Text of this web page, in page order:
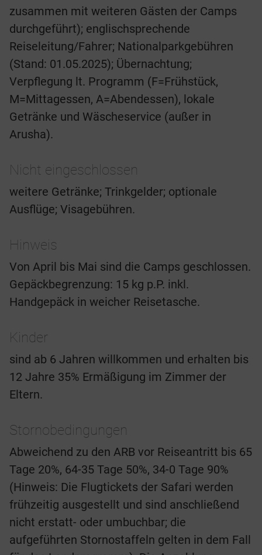
zusammen mit weiteren Gästen der Camps
durchgeführt); englischsprechende
Reiseleitung/Fahrer; Nationalparkgebühren
(Stand: 01.05.2025); Übernachtung;
Verpflegung lt. Programm (F=Frühstück,
M=Mittagessen, A=Abendessen), lokale
Getränke und Wäscheservice (außer in
Arusha).
Nicht eingeschlossen
weitere Getränke; Trinkgelder; optionale
Ausflüge; Visagebühren.
Hinweis
Von April bis Mai sind die Camps geschlossen.
Gepäckbegrenzung: 15 kg p.P. inkl.
Handgepäck in weicher Reisetasche.
Kinder
sind ab 6 Jahren willkommen und erhalten bis
12 Jahre 35% Ermäßigung im Zimmer der
Eltern.
Stornobedingungen
Abweichend zu den ARB vor Reiseantritt bis 65
Tage 20%, 64-35 Tage 50%, 34-0 Tage 90%
(Hinweis: Die Flugtickets der Safari werden
frühzeitig ausgestellt und sind anschließend
nicht erstatt- oder umbuchbar; die
aufgeführten Stornostaffeln gelten in dem Fall